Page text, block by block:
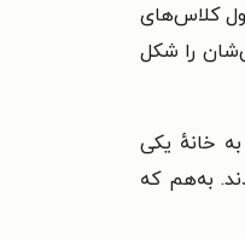
کلاس‌های
را شکل
خانهٔ یکی
به‌هم که